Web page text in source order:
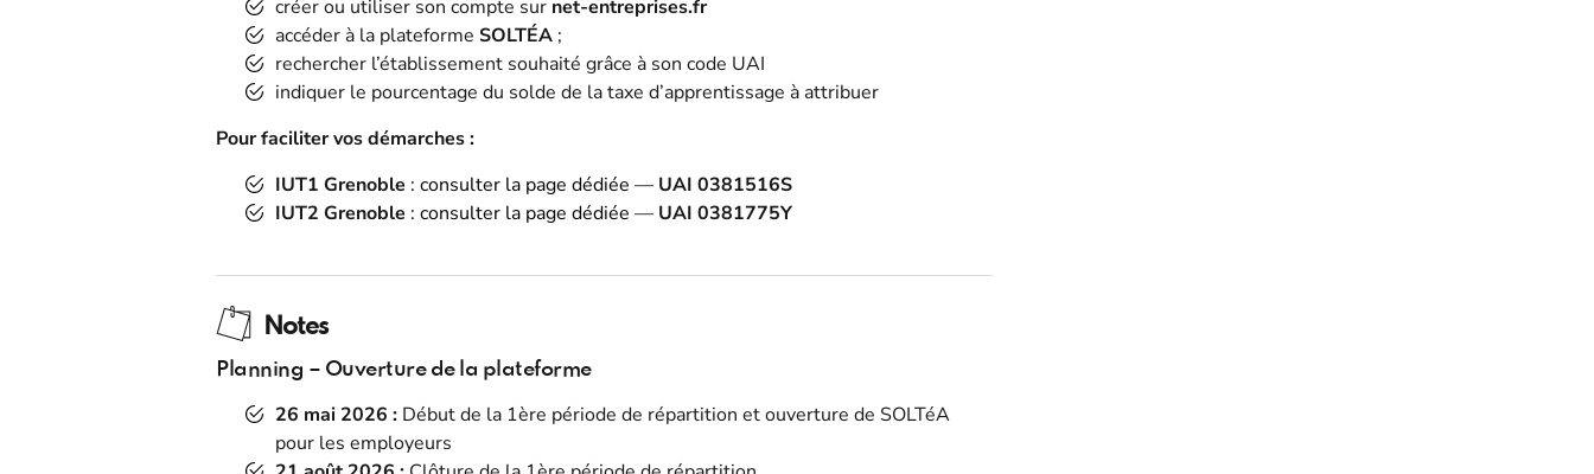
créer ou utiliser son compte sur net-entreprises.fr
accéder à la plateforme SOLTÉA ;
rechercher l’établissement souhaité grâce à son code UAI
indiquer le pourcentage du solde de la taxe d’apprentissage à attribuer
Pour faciliter vos démarches :
IUT1 Grenoble : consulter la page dédiée — UAI 0381516S
IUT2 Grenoble : consulter la page dédiée — UAI 0381775Y
Notes
Planning – Ouverture de la plateforme
26 mai 2026 : Début de la 1ère période de répartition et ouverture de SOLTéA
pour les employeurs